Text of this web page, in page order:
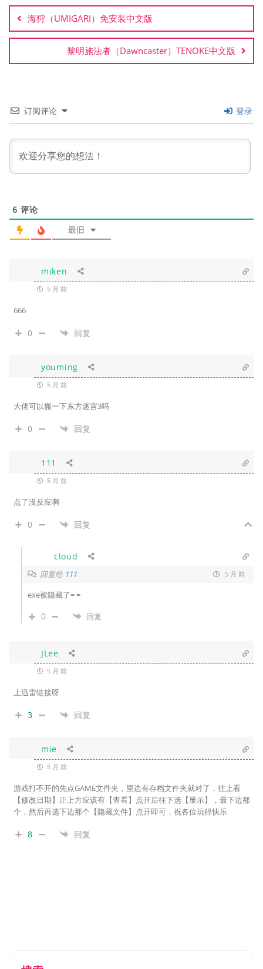
章
导
航
海狩（UMIGARI）免安装中文版
黎明施法者（Dawncaster）TENOKE中文版
订阅评论 登录
6 评论
最旧
miken
5 月 前
666
0 回复
youming
5 月 前
大佬可以搬一下东方迷宫3吗
0 回复
111
5 月 前
点了没反应啊
0 回复
cloud
回复给 111 5 月 前
exe被隐藏了= =
0 回复
JLee
5 月 前
上迅雷链接呀
3 回复
mie
5 月 前
游戏打不开的先点GAME文件夹，里边有存档文件夹就对了，往上看
【修改日期】正上方应该有【查看】点开后往下选【显示】，最下边那
个，然后再选下边那个【隐藏文件】点开即可，祝各位玩得快乐
8 回复